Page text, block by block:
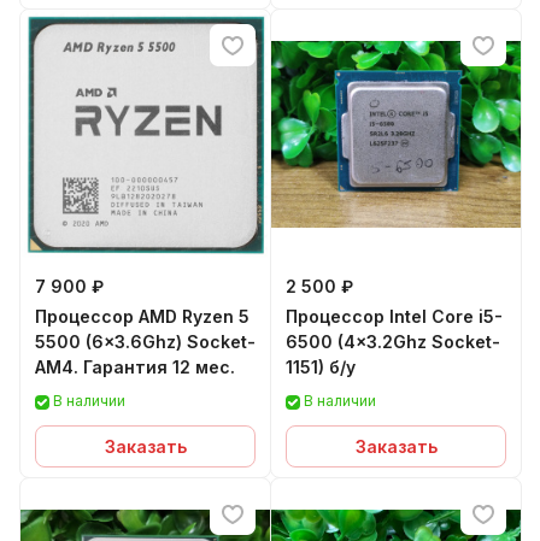
7 900 ₽
Процессор AMD Ryzen 5
5500 (6x3.6Ghz) Socket-
AM4. Гарантия 12 мес.
В наличии
Заказать
2 500 ₽
Процессор Intel Core i5-
6500 (4x3.2Ghz Socket-
1151) б/у
В наличии
Заказать